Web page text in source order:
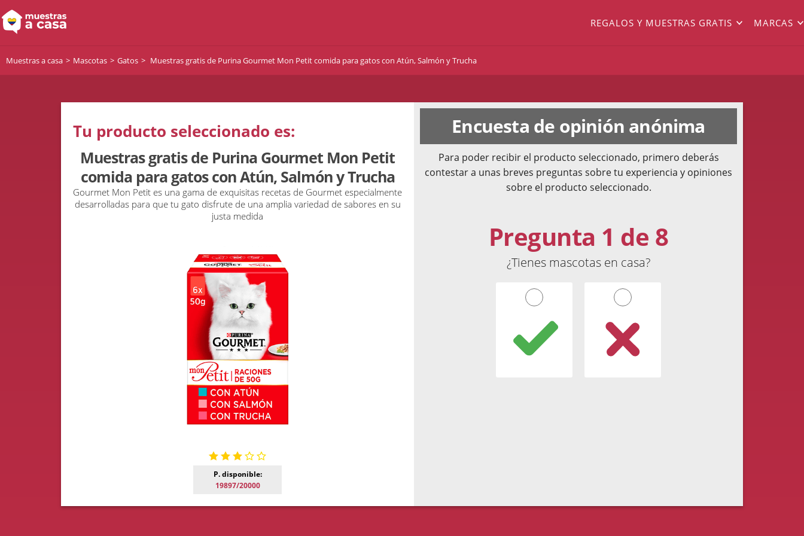
REGALOS Y MUESTRAS GRATIS MARCAS
Muestras a casa Mascotas Gatos Muestras gratis de Purina Gourmet Mon Petit comida para gatos con Atún, Salmón y Trucha
Tu producto seleccionado es:
Muestras gratis de Purina Gourmet Mon Petit
comida para gatos con Atún, Salmón y Trucha
Gourmet Mon Petit es una gama de exquisitas recetas de Gourmet especialmente
desarrolladas para que tu gato disfrute de una amplia variedad de sabores en su
justa medida
P. disponible:
19897/20000
Encuesta de opinión anónima
Para poder recibir el producto seleccionado, primero deberás
contestar a unas breves preguntas sobre tu experiencia y opiniones
sobre el producto seleccionado.
Pregunta 1 de 8
¿Tienes mascotas en casa?